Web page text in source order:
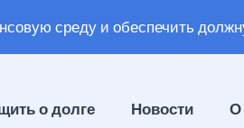
среду и обеспечить
о долге Новости О